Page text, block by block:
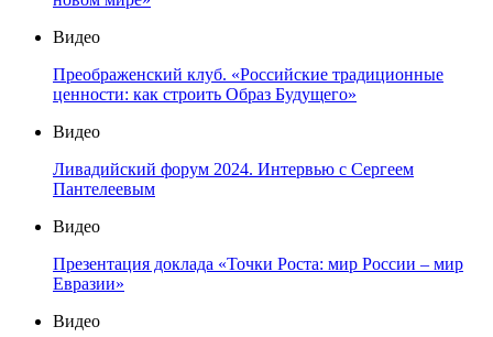
Видео
Преображенский клуб. «Российские традиционные
ценности: как строить Образ Будущего»
Видео
Ливадийский форум 2024. Интервью с Сергеем
Пантелеевым
Видео
Презентация доклада «Точки Роста: мир России – мир
Евразии»
Видео